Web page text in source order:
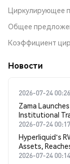
Циркулирующее
Общее
Коэффициент
Новости
2026-07-24 00:26
Zama
Institutional
2026-07-24 00:17
Hyperliquid's
Assets,
2026-07-24 00:14